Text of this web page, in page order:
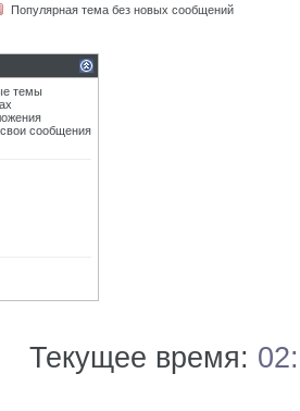
Популярная тема без новых сообщений
темы
сообщения
Текущее время: